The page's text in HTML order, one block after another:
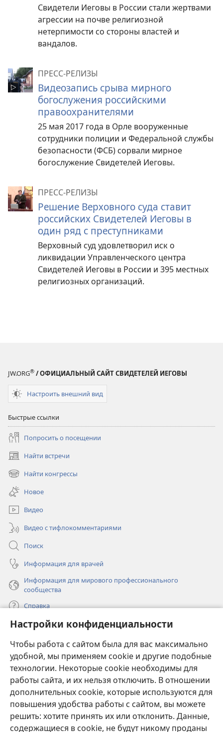
Настройки конфиденциальности
Чтобы работа с сайтом была для вас максимально
удобной, мы применяем cookie и другие подобные
технологии. Некоторые cookie необходимы для
работы сайта, и их нельзя отключить. В отношении
дополнительных cookie, которые используются для
повышения удобства работы с сайтом, вы можете
решить: хотите принять их или отклонить. Данные,
содержащиеся в cookie, не будут никому проданы
Свидетели Иеговы в России стали жертвами
агрессии на почве религиозной
нетерпимости со стороны властей и
вандалов.
ПРЕСС-РЕЛИЗЫ
Видеозапись срыва мирного
богослужения российскими
правоохранителями
25 мая 2017 года в Орле вооруженные
сотрудники полиции и Федеральной службы
безопасности (ФСБ) сорвали мирное
богослужение Свидетелей Иеговы.
ПРЕСС-РЕЛИЗЫ
Решение Верховного суда ставит
российских Свидетелей Иеговы в
один ряд с преступниками
Верховный суд удовлетворил иск о
ликвидации Управленческого центра
Свидетелей Иеговы в России и 395 местных
религиозных организаций.
JW.ORG® / ОФИЦИАЛЬНЫЙ САЙТ СВИДЕТЕЛЕЙ ИЕГОВЫ
Настроить внешний вид
Быстрые ссылки
Попросить о посещении
Найти встречи
(открывается
в
новом
окне)
Найти конгрессы
(открывается
новом
окне)
Новое
Видео
Видео с тифлокомментариями
Поиск
Информация для врачей
Информация для мирового профессионального
сообщества
Справка
Пожертвования
в
новом
окне)
ОНЛАЙН-БИБЛИОТЕКА Сторожевой башни
(открывается
новом
окне)
JW Hub®
(открывается
в
новом
окне)
JW Library ®
Watchtower Library